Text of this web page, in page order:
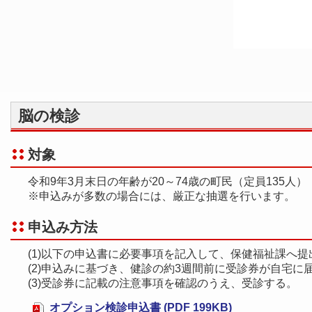
脳の検診
対象
令和9年3月末日の年齢が20～74歳の町民（定員135人）
※申込みが多数の場合には、厳正な抽選を行います。
申込み方法
(1)以下の申込書に必要事項を記入して、保健福祉課へ提
(2)申込みに基づき、健診の約3週間前に受診券が自宅に届
(3)受診券に記載の注意事項を確認のうえ、受診する。
オプション検診申込書 (PDF 199KB)